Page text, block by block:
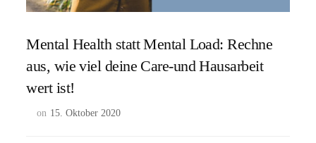
Mental Health statt Mental Load: Rechne
aus, wie viel deine Care-und Hausarbeit
wert ist!
on 15. Oktober 2020